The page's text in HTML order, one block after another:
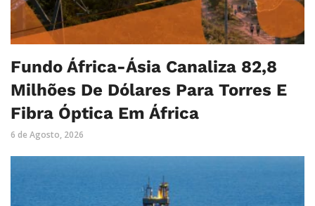
Fundo África-Ásia Canaliza 82,8
Milhões De Dólares Para Torres E
Fibra Óptica Em África
6 de Agosto, 2026